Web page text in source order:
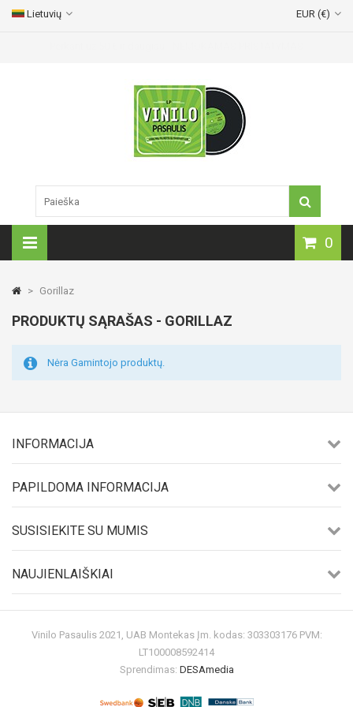
EUR (€)
Lietuvių
0
> Gorillaz
PRODUKTŲ SĄRAŠAS - GORILLAZ
Nėra Gamintojo produktų.
INFORMACIJA
PAPILDOMA INFORMACIJA
SUSISIEKITE SU MUMIS
NAUJIENLAIŠKIAI
Vinilo Pasaulis 2021, UAB Montekas Įm. kodas: 303303176 PVM:
LT100008592414
Sprendimas: DESAmedia